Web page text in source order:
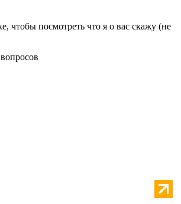
чтобы посмотреть что я о вас скажу (не